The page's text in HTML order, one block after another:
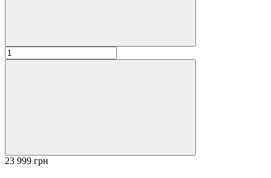
23 999 грн